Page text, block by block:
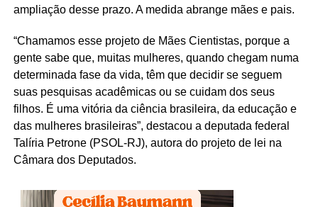
ampliação desse prazo. A medida abrange mães e pais.
“Chamamos esse projeto de Mães Cientistas, porque a
gente sabe que, muitas mulheres, quando chegam numa
determinada fase da vida, têm que decidir se seguem
suas pesquisas acadêmicas ou se cuidam dos seus
filhos. É uma vitória da ciência brasileira, da educação e
das mulheres brasileiras”, destacou a deputada federal
Talíria Petrone (PSOL-RJ), autora do projeto de lei na
Câmara dos Deputados.